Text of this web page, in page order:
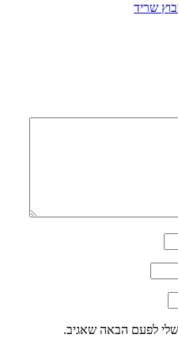
שריד
לפעם הבאה שאגיב.